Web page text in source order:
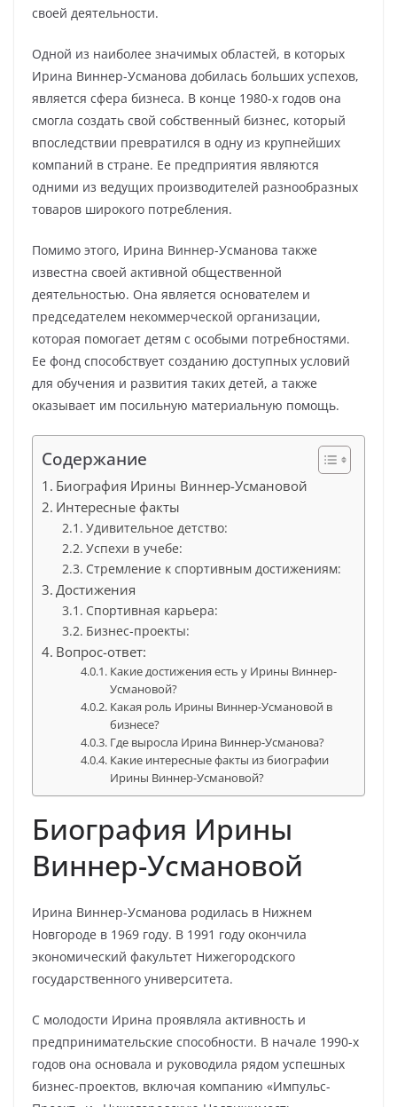
своей деятельности.
Одной из наиболее значимых областей, в которых
Ирина Виннер-Усманова добилась больших успехов,
является сфера бизнеса. В конце 1980-х годов она
смогла создать свой собственный бизнес, который
впоследствии превратился в одну из крупнейших
компаний в стране. Ее предприятия являются
одними из ведущих производителей разнообразных
товаров широкого потребления.
Помимо этого, Ирина Виннер-Усманова также
известна своей активной общественной
деятельностью. Она является основателем и
председателем некоммерческой организации,
которая помогает детям с особыми потребностями.
Ее фонд способствует созданию доступных условий
для обучения и развития таких детей, а также
оказывает им посильную материальную помощь.
Содержание
Биография Ирины Виннер-Усмановой
Интересные факты
Удивительное детство:
Успехи в учебе:
Стремление к спортивным достижениям:
Достижения
Спортивная карьера:
Бизнес-проекты:
Вопрос-ответ:
Какие достижения есть у Ирины Виннер-
Усмановой?
Какая роль Ирины Виннер-Усмановой в
бизнесе?
Где выросла Ирина Виннер-Усманова?
Какие интересные факты из биографии
Ирины Виннер-Усмановой?
Биография Ирины
Виннер-Усмановой
Ирина Виннер-Усманова родилась в Нижнем
Новгороде в 1969 году. В 1991 году окончила
экономический факультет Нижегородского
государственного университета.
С молодости Ирина проявляла активность и
предпринимательские способности. В начале 1990-х
годов она основала и руководила рядом успешных
бизнес-проектов, включая компанию «Импульс-